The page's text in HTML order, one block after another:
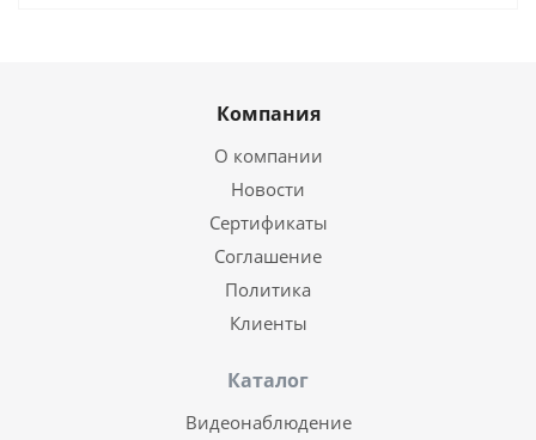
Компания
О компании
Новости
Сертификаты
Соглашение
Политика
Клиенты
Каталог
Видеонаблюдение